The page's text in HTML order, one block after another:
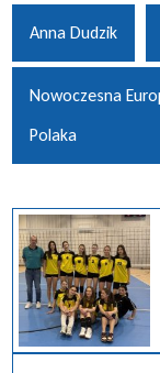
Anna Dudzik
Nowoczesna
Polaka